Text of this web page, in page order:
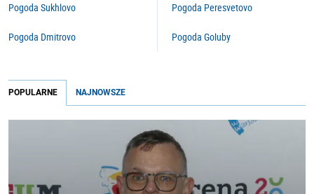
Pogoda Sukhlovo
Pogoda Dmitrovo
Pogoda Peresvetovo
Pogoda Goluby
POPULARNE NAJNOWSZE